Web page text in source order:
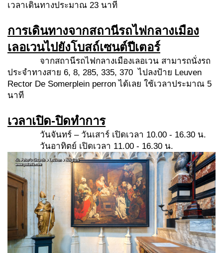
เวลาเดินทางประมาณ 23 นาที
การเดินทางจากสถานีรถไฟกลางเมือง
เลอเวนไปยังโบสถ์เซนต์ปีเตอร์
จากสถานีรถไฟกลางเมืองเลอเวน สามารถนั่งรถ
ประจำทางสาย 6, 8, 285, 335, 370 ไปลงป้าย Leuven
Rector De Somerplein perron ได้เลย ใช้เวลาประมาณ 5
นาที
เวลาเปิด-ปิดทำการ
วันจันทร์ – วันเสาร์ เปิดเวลา 10.00 - 16.30 น.
วันอาทิตย์ เปิดเวลา 11.00 - 16.30 น.